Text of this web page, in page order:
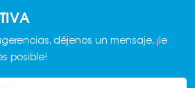
déjenos un mensaje, ¡le
posible!